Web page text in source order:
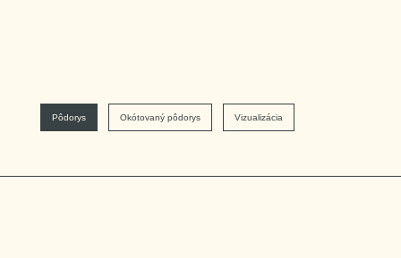
Pôdorys Okótovaný pôdorys Vizualizácia